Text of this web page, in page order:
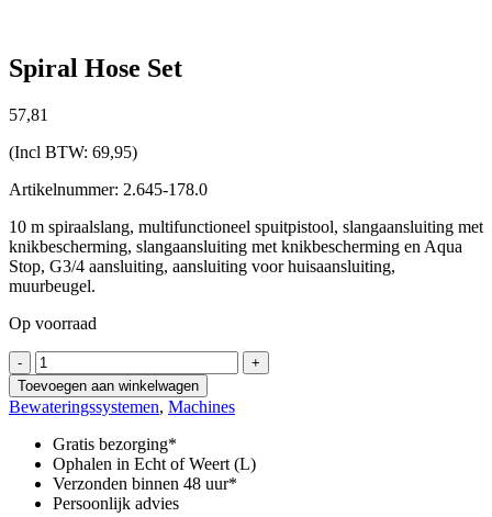
Spiral Hose Set
57,81
(Incl BTW: 69,95)
Artikelnummer: 2.645-178.0
10 m spiraalslang, multifunctioneel spuitpistool, slangaansluiting met
knikbescherming, slangaansluiting met knikbescherming en Aqua
Stop, G3/4 aansluiting, aansluiting voor huisaansluiting,
muurbeugel.
Op voorraad
-
Spiral
Hose
Set
aantal
+
Toevoegen aan winkelwagen
Bewateringssystemen, Machines
Gratis bezorging*
Ophalen in Echt of Weert (L)
Verzonden binnen 48 uur*
Persoonlijk advies